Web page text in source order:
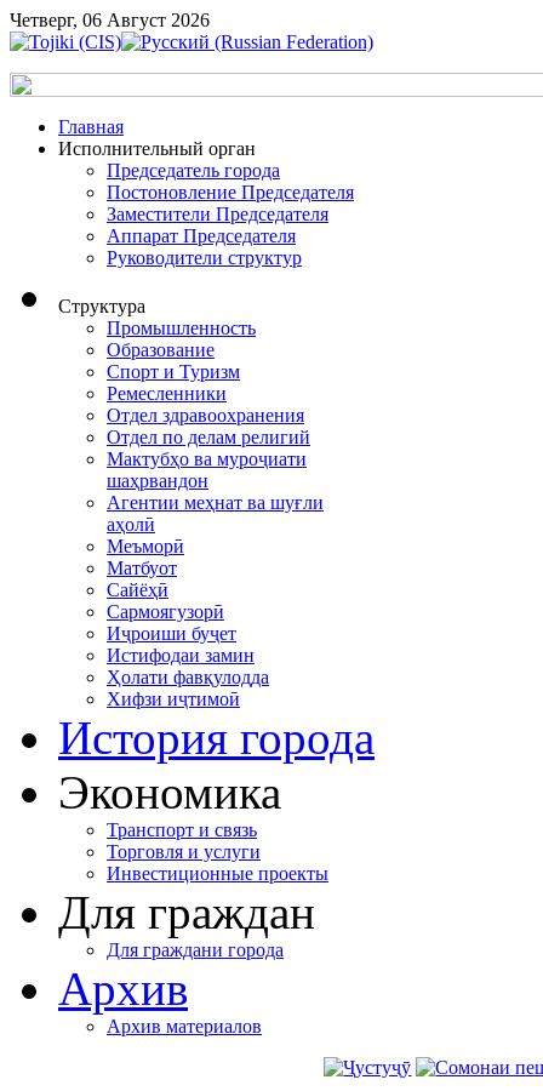
Четверг, 06 Август 2026
Главная
Исполнительный орган
Председатель города
Постоновление Председателя
Заместители Председателя
Аппарат Председателя
Руководители структур
Структура
Промышленность
Образование
Спорт и Туризм
Ремесленники
Отдел здравоохранения
Отдел по делам религий
Мактубҳо ва муроҷиати
шаҳрвандон
Агентии меҳнат ва шуғли
аҳолӣ
Меъморӣ
Матбуот
Сайёҳӣ
Сармоягузорӣ
Иҷроиши буҷет
Истифодаи замин
Ҳолати фавқулодда
Хифзи иҷтимоӣ
История города
Экономика
Транспорт и связь
Торговля и услуги
Инвестиционные проекты
Для граждан
Для граждани города
Архив
Архив материалов